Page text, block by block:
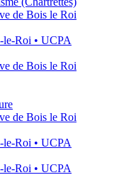
de Bois le Roi
le-Roi • UCPA
de Bois le Roi
de Bois le Roi
le-Roi • UCPA
le-Roi • UCPA